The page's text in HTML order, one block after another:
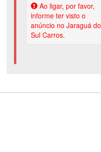
Ao ligar, por favor,
informe ter visto o
anúncio no Jaraguá do
Sul Carros.